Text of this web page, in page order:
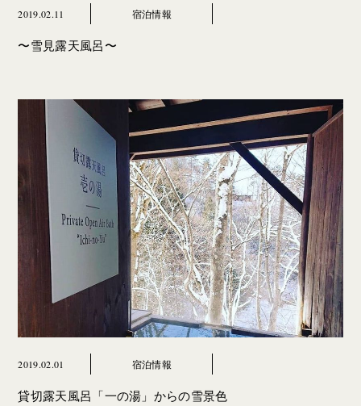
2019.02.11 宿泊情報
〜雪見露天風呂〜
2019.02.01 宿泊情報
貸切露天風呂「一の湯」からの雪景色